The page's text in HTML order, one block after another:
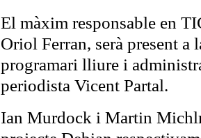
El màxim responsable en
Oriol Ferran, serà present a
programari lliure i
periodista Vicent Partal.
Ian Murdock i Martin